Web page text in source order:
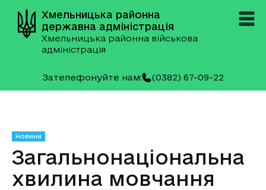
Хмельницька районна
державна адміністрація
Хмельницька районна військова
адміністрація
Зателефонуйте нам: (0382) 67-09-22
Новини
Загальнонаціональна
хвилина мовчання